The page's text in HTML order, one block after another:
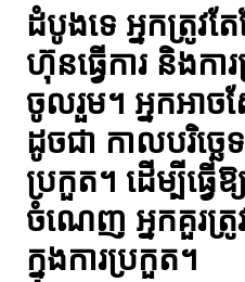
ដំបូងទេ អ្នកត្រូវ
ហ៊ុនធ្វើការ និងក
ចូលរួម។ អ្នកអាច
ដូចជា កាលបរិច្ឆេ
ប្រកួត។ ដើម្បីធ្វើ
ចំណេញ អ្នកគួរត្រូ
ក្នុងការប្រកួត។